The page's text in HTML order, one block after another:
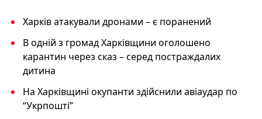
Харків атакували дронами – є поранений
В одній з громад Харківщини оголошено
карантин через сказ – серед постраждалих
дитина
На Харківщині окупанти здійснили авіаудар по
“Укрпошті”